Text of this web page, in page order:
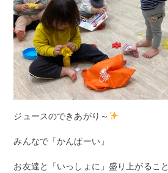
ジュースのできあがり～
みんなで「かんぱーい」
お友達と「いっしょに」盛り上がるこ